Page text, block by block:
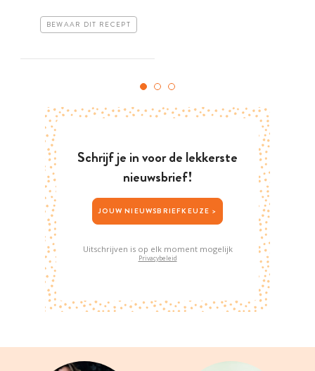
BEWAAR DIT RECEPT
Schrijf je in voor de lekkerste
nieuwsbrief!
JOUW NIEUWSBRIEFKEUZE >
Uitschrijven is op elk moment mogelijk
Privacybeleid